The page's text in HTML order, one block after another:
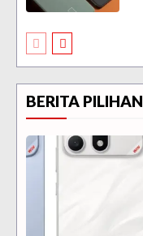
BERITA PILIHAN